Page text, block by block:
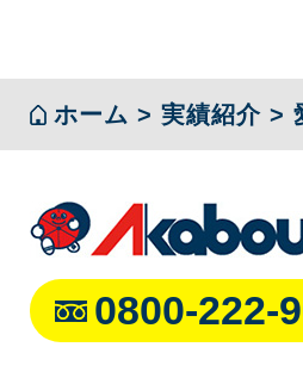
ホーム > 実績紹介 >
0800-222-